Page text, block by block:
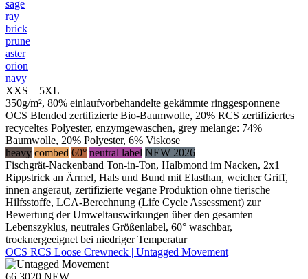
sage
ray
brick
prune
aster
orion
navy
XXS – 5XL
350g/m², 80% einlaufvorbehandelte gekämmte ringgesponnene
OCS Blended zertifizierte Bio-Baumwolle, 20% RCS zertifiziertes
recyceltes Polyester, enzymgewaschen, grey melange: 74%
Baumwolle, 20% Polyester, 6% Viskose
heavy combed 60° neutral label NEW 2026
Fischgrät-Nackenband Ton-in-Ton, Halbmond im Nacken, 2x1
Rippstrick an Ärmel, Hals und Bund mit Elasthan, weicher Griff,
innen angeraut, zertifizierte vegane Produktion ohne tierische
Hilfsstoffe, LCA-Berechnung (Life Cycle Assessment) zur
Bewertung der Umweltauswirkungen über den gesamten
Lebenszyklus, neutrales Größenlabel, 60° waschbar,
trocknergeeignet bei niedriger Temperatur
OCS RCS Loose Crewneck | Untagged Movement
66.3020 NEW